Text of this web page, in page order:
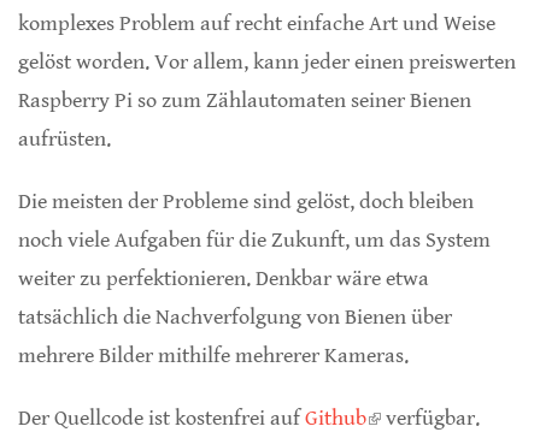
komplexes Problem auf recht einfache Art und Weise
gelöst worden. Vor allem, kann jeder einen preiswerten
Raspberry Pi so zum Zählautomaten seiner Bienen
aufrüsten.
Die meisten der Probleme sind gelöst, doch bleiben
noch viele Aufgaben für die Zukunft, um das System
weiter zu perfektionieren. Denkbar wäre etwa
tatsächlich die Nachverfolgung von Bienen über
mehrere Bilder mithilfe mehrerer Kameras.
Der Quellcode ist kostenfrei aufGithub(link is external)
verfügbar.